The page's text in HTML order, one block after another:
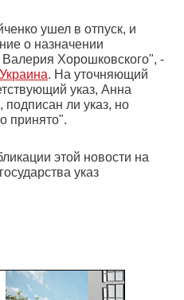
ушел в отпуск, и
о назначении
Хорошковского", -
. На уточняющий
указ, Анна
ли указ, но
принято".
этой новости на
указ